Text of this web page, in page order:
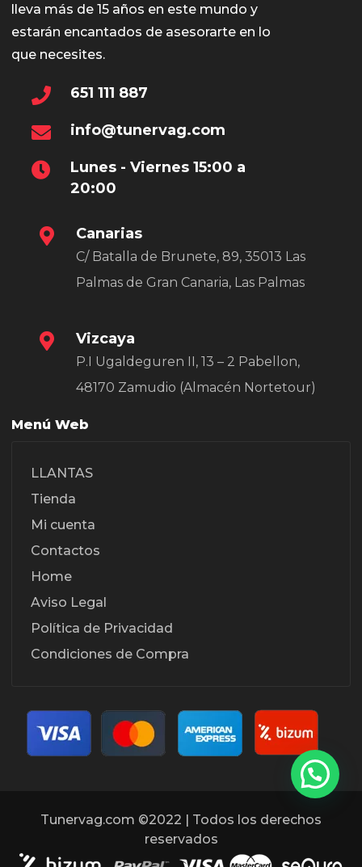
lleva más de 15 años en este mundo y
estarán encantados de asesorarte en lo
que necesites.
651 111 887
info@tunervag.com
Lunes - Viernes 15:00 a
20:00
Canarias
C/ Batalla de Brunete, 89, 35013 Las
Palmas de Gran Canaria, Las Palmas
Vizcaya
P.I Ugaldeguren II, 13 – 2 Pabellon,
48170 Zamudio (Almacén Nortetour)
Menú Web
LLANTAS
Tienda
Mi cuenta
Contactos
Home
Aviso Legal
Política de Privacidad
Condiciones de Compra
Tunervag.com ©2022 | Todos los derechos
reservados